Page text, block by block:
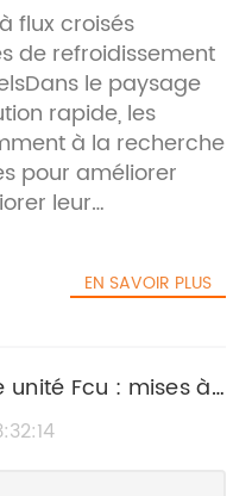
flux croisés
de refroidissement
le paysage
rapide, les
à la recherche
pour améliorer
leur
solution de pointe
flux croisés est
efficaces et plus
EN SAVOIR PLUS
Fcu : mises à